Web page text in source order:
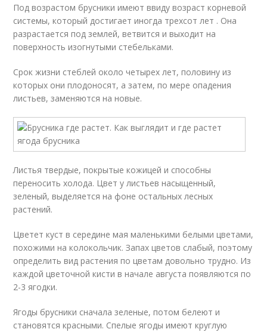
Под возрастом брусники имеют ввиду возраст корневой
системы, который достигает иногда трехсот лет . Она
разрастается под землей, ветвится и выходит на
поверхность изогнутыми стебельками.
Срок жизни стеблей около четырех лет, половину из
которых они плодоносят, а затем, по мере опадения
листьев, заменяются на новые.
Листья твердые, покрытые кожицей и способны
переносить холода. Цвет у листьев насыщенный,
зеленый, выделяется на фоне остальных лесных
растений.
Цветет куст в середине мая маленькими белыми цветами,
похожими на колокольчик. Запах цветов слабый, поэтому
определить вид растения по цветам довольно трудно. Из
каждой цветочной кисти в начале августа появляются по
2-3 ягодки.
Ягоды брусники сначала зеленые, потом белеют и
становятся красными. Спелые ягоды имеют круглую